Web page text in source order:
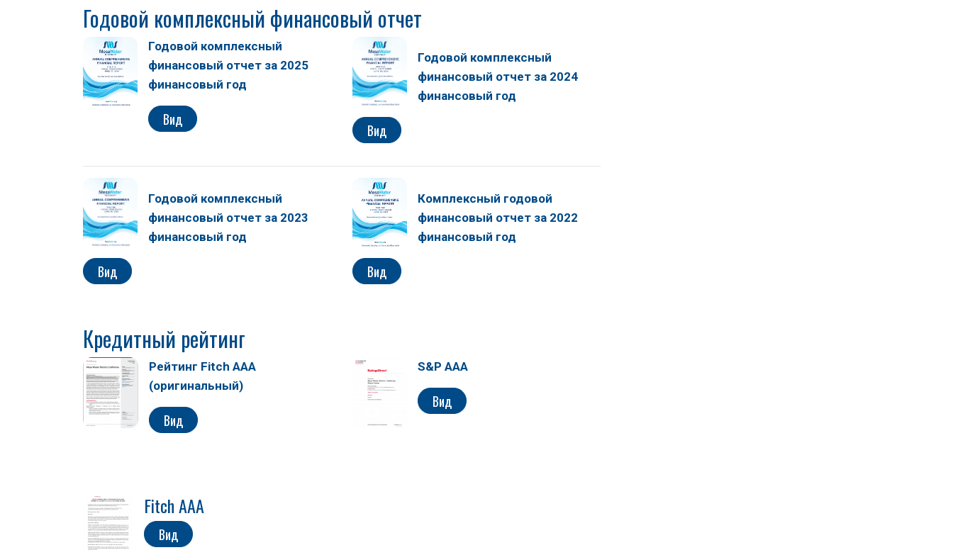
Годовой комплексный финансовый отчет
Годовой комплексный
финансовый отчет за 2025
финансовый год
Вид
Годовой комплексный
финансовый отчет за 2024
финансовый год
Вид
Годовой комплексный
финансовый отчет за 2023
финансовый год
Вид
Комплексный годовой
финансовый отчет за 2022
финансовый год
Вид
Кредитный рейтинг
Рейтинг Fitch AAA
(оригинальный)
Вид
Fitch AAA
Вид
S&P AAA
Вид